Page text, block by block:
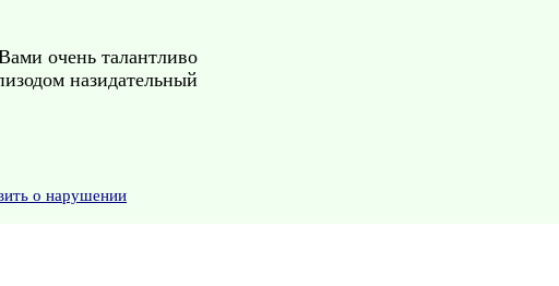
очень талантливо
назидательный
о нарушении